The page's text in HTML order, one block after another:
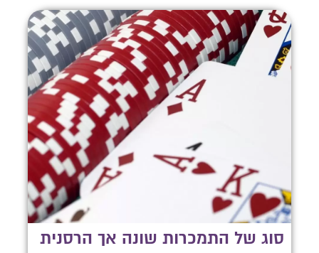
סוג של התמכרות שונה אך הרסנית